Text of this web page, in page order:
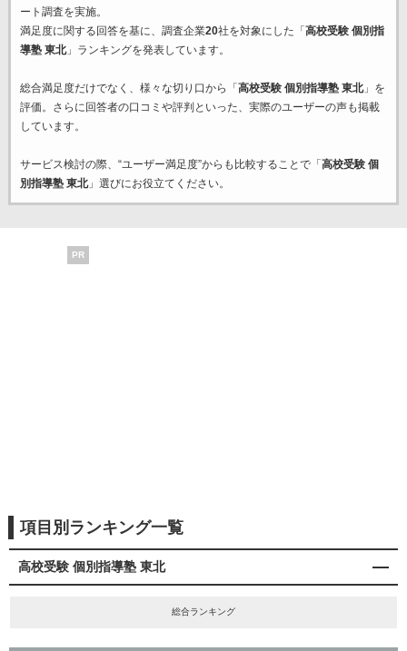
ート調査を実施。
満足度に関する回答を基に、調査企業20社を対象にした「 高校受験 個別指
導塾 東北」ランキングを発表しています。
総合満足度だけでなく、様々な切り口から「 高校受験 個別指導塾 東北」を
評価。さらに回答者の口コミや評判といった、実際のユーザーの声も掲載
しています。
サービス検討の際、“ユーザー満足度”からも比較することで「 高校受験 個
別指導塾 東北」選びにお役立てください。
PR
項目別ランキング一覧
高校受験 個別指導塾 東北
総合ランキング